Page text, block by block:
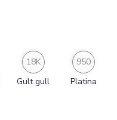
18K
Gult gull
950
Platina